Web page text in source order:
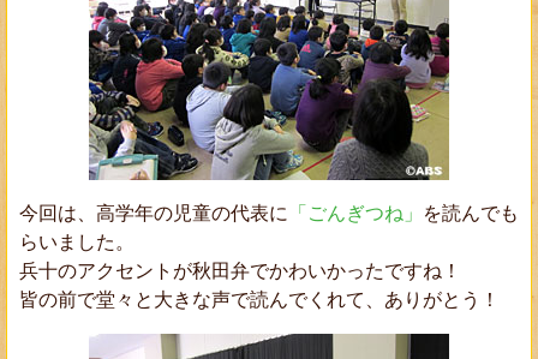
今回は、高学年の児童の代表に 「ごんぎつね」 を読んでも
らいました。
兵十のアクセントが秋田弁でかわいかったですね！
皆の前で堂々と大きな声で読んでくれて、ありがとう！